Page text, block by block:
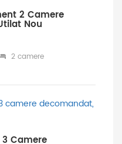
2 Camere
Nou
2 camere
Camere